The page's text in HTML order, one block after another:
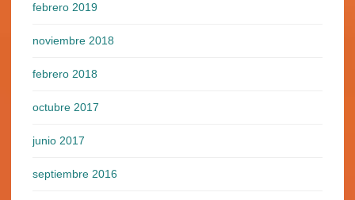
febrero 2019
noviembre 2018
febrero 2018
octubre 2017
junio 2017
septiembre 2016